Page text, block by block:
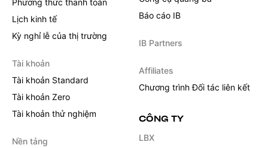
Lịch kinh tế
Kỳ nghỉ lễ của thị trường
Tài khoản
Tài khoản Standard
Tài khoản Zero
Tài khoản thử nghiệm
Nền tảng
Báo cáo IB
IB Partners
Affiliates
Chương trình Đối tác liên kết
CÔNG TY
LBX